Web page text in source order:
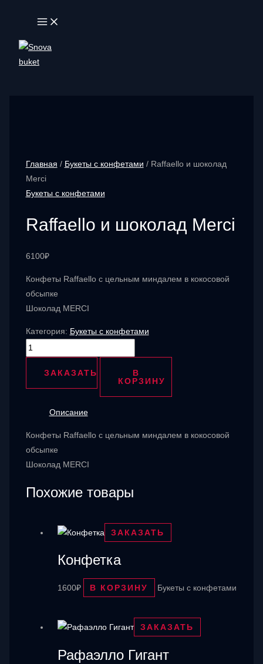
содержимому
MAIN
MENU
Главная / Букеты с конфетами / Raffaello и шоколад
Merci
Букеты с конфетами
Raffaello и шоколад Merci
6100₽
Конфеты Raffaello с цельным миндалем в кокосовой
обсыпке
Шоколад MERCI
Категория: Букеты с конфетами
Количество
товара
Raffaello
и
ЗАКАЗАТЬ
В
КОРЗИНУ
Описание
Конфеты Raffaello с цельным миндалем в кокосовой
обсыпке
Шоколад MERCI
Похожие товары
ЗАКАЗАТЬ
Конфетка
1600₽ В КОРЗИНУ Букеты с конфетами
ЗАКАЗАТЬ
Рафаэлло Гигант